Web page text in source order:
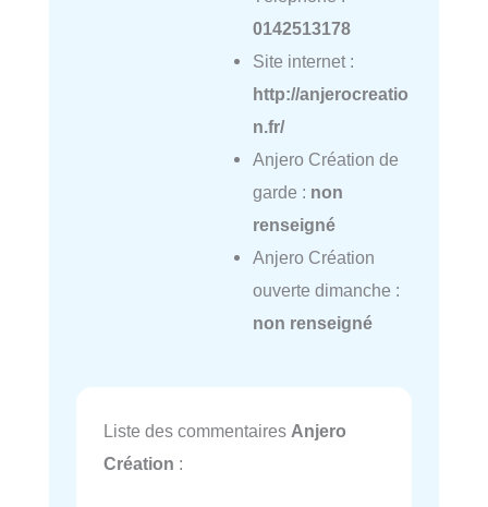
0142513178
Site internet :
http://anjerocreatio
n.fr/
Anjero Création de
garde : non
renseigné
Anjero Création
ouverte dimanche :
non renseigné
Liste des commentaires Anjero
Création :